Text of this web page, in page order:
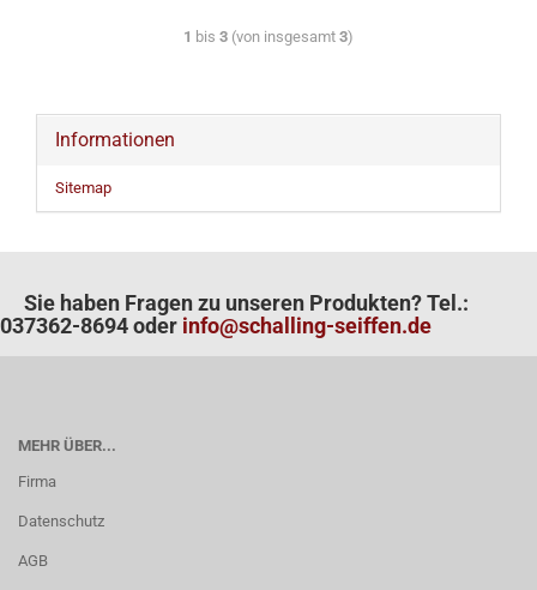
1 bis 3 (von insgesamt 3)
Informationen
Sitemap
Sie haben Fragen zu unseren Produkten? Tel.:
037362-8694 oder info@schalling-seiffen.de
MEHR ÜBER...
Firma
Datenschutz
AGB